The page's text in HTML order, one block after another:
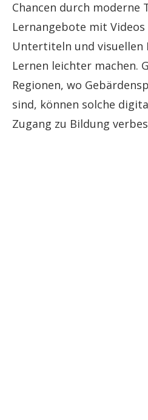
Chancen durch moderne
Lernangebote mit
Untertiteln und visuellen
Lernen leichter machen.
Regionen, wo
sind, können solche
Zugang zu Bildung